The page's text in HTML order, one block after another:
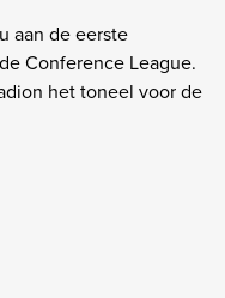
aan de eerste
Conference League.
het toneel voor de